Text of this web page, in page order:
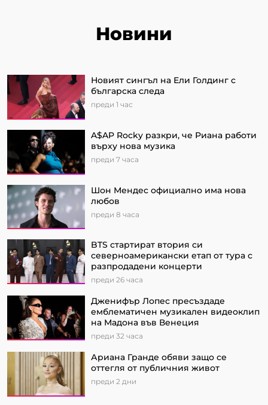
Новини
Новият сингъл на Ели Голдинг с
българска следа
преди 1 час
A$AP Rocky разкри, че Риана работи
върху нова музика
преди 7 часа
Шон Мендес официално има нова
любов
преди 8 часа
BTS стартират втория си
северноамерикански етап от турa с
разпродадени концерти
преди 26 часа
Дженифър Лопес пресъздаде
емблематичен музикален видеоклип
на Мадона във Венеция
преди 32 часа
Ариана Гранде обяви защо се
оттегля от публичния живот
преди 2 дни